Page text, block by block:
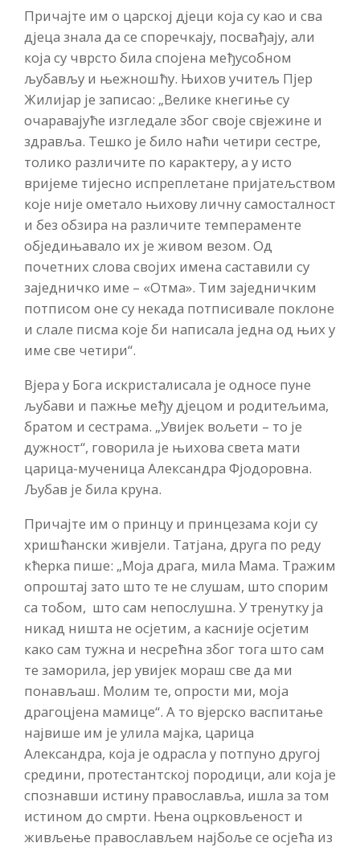
Причајте им о царској дјеци која су као и сва
дјеца знала да се споречкају, посвађају, али
која су чврсто била спојена међусобном
љубављу и њежношћу. Њихов учитељ Пјер
Жилијар је записао: „Велике кнегиње су
очаравајуће изгледале због своје свјежине и
здравља. Тешко је било наћи четири сестре,
толико различите по карактеру, а у исто
вријеме тијесно испреплетане пријатељством
које није ометало њихову личну самосталност
и без обзира на различите темпераменте
обједињавало их је живом везом. Од
почетних слова својих имена саставили су
заједничко име – «Отма». Тим заједничким
потписом оне су некада потписивале поклоне
и слале писма које би написала једна од њих у
име све четири“.
Вјера у Бога искристалисала је односе пуне
љубави и пажње међу дјецом и родитељима,
братом и сестрама. „Увијек вољети – то је
дужност“, говорила је њихова света мати
царица-мученица Александра Фјодоровна.
Љубав је била круна.
Причајте им о принцу и принцезама који су
хришћански живјели. Татјана, друга по реду
кћерка пише: „Моја драга, мила Мама. Тражим
опроштај зато што те не слушам, што спорим
са тобом, што сам непослушна. У тренутку ја
никад ништа не осјетим, а касније осјетим
како сам тужна и несрећна због тога што сам
те заморила, јер увијек мораш све да ми
понављаш. Молим те, опрости ми, моја
драгоцјена мамице“. А то вјерско васпитање
највише им је улила мајка, царица
Александра, која је одрасла у потпуно другој
средини, протестантској породици, али која је
спознавши истину православља, ишла за том
истином до смрти. Њена оцрковљеност и
живљење православљем најбоље се осјећа из